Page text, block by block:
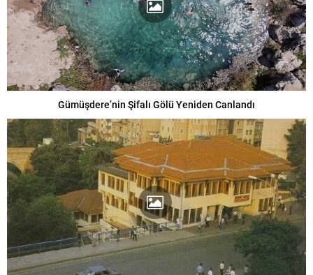
Gümüşdere’nin Şifalı Gölü Yeniden Canlandı